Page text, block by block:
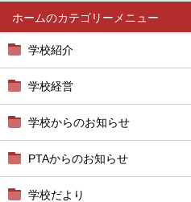
ホーム
学校紹介
学校経営
学校からのお知らせ
PTAからのお知らせ
学校だより